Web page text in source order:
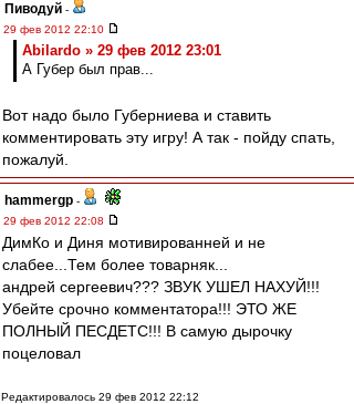
Пиводуй -
29 фев 2012 22:10
Abilardo » 29 фев 2012 23:01
А Губер был прав...
Вот надо было Губерниева и ставить
комментировать эту игру! А так - пойду спать,
пожалуй.
hammergp -
29 фев 2012 22:08
ДимКо и Диня мотивированней и не
слабее...Тем более товарняк...
андрей сергеевич??? ЗВУК УШЕЛ НАХУЙ!!!
Убейте срочно комментатора!!! ЭТО ЖЕ
ПОЛНЫЙ ПЕСДЕТС!!! В самую дырочку
поцеловал
Редактировалось 29 фев 2012 22:12